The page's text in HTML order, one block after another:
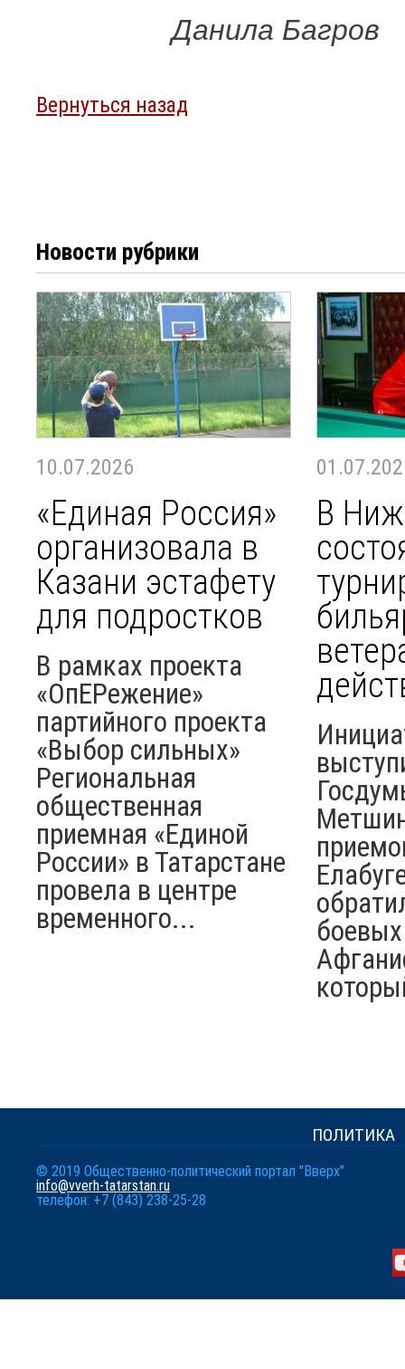
Данила Багров
Вернуться назад
Новости рубрики
10.07.2026
«Единая Россия»
организовала в
Казани эстафету
для подростков
В рамках проекта
«ОпЕРежение»
партийного проекта
«Выбор сильных»
Региональная
общественная
приемная «Единой
России» в Татарстане
провела в центре
временного...
В
ПОЛИТИКА
© 2019 Общественно-политический портал "Вверх"
info@vverh-tatarstan.ru
телефон: +7 (843) 238-25-28